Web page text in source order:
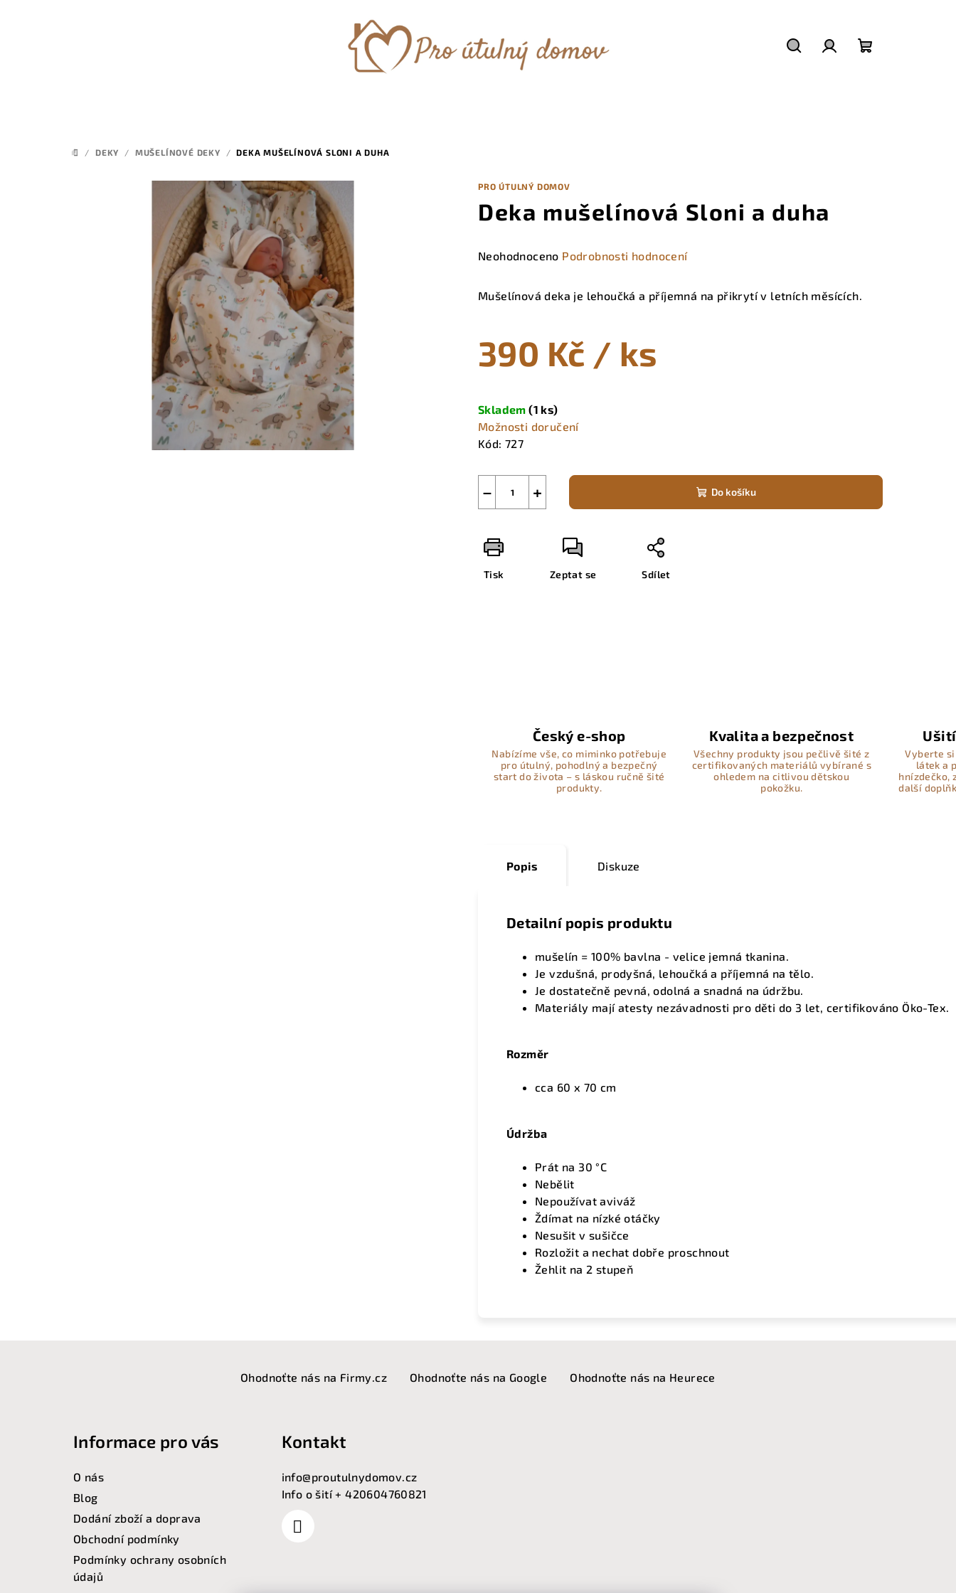
DOMŮ
/ DEKY / MUŠELÍNOVÉ DEKY / DEKA MUŠELÍNOVÁ SLONI A DUHA
PRO ÚTULNÝ DOMOV
Deka mušelínová Sloni a duha
Průměrné
produktu
z
5
Neohodnoceno Podrobnosti hodnocení
Mušelínová deka je lehoučká a příjemná na přikrytí v letních měsících.
390 Kč / ks
cena:
Skladem(1 ks)
Možnosti doručení
Kód: 727
+
− Do košíku
Tisk Zeptat se Sdílet
Český e-shop
Nabízíme vše, co miminko potřebuje
pro útulný, pohodlný a bezpečný
start do života – s láskou ručně šité
produkty.
Kvalita a bezpečnost
Všechny produkty jsou pečlivě šité z
certifikovaných materiálů vybírané s
ohledem na citlivou dětskou
pokožku.
Vyberte
látek a
hnízdečko,
další
Popis Diskuze
Detailní popis produktu
mušelín = 100% bavlna - velice jemná tkanina.
Je vzdušná, prodyšná, lehoučká a příjemná na tělo.
Je dostatečně pevná, odolná a snadná na údržbu.
Materiály mají atesty nezávadnosti pro děti do 3 let, certifikováno Öko-Tex.
Rozměr
cca 60 x 70 cm
Údržba
Prát na 30 °C
Nebělit
Nepoužívat aviváž
Ždímat na nízké otáčky
Nesušit v sušičce
Rozložit a nechat dobře proschnout
Žehlit na 2 stupeň
Ohodnoťte nás na Firmy.cz Ohodnoťte nás na Google Ohodnoťte nás na Heurece
Informace pro vás
O nás
Blog
Dodání zboží a doprava
Obchodní podmínky
Podmínky ochrany osobních
údajů
Kontakt
info@proutulnydomov.cz
Info o šití + 420604760821